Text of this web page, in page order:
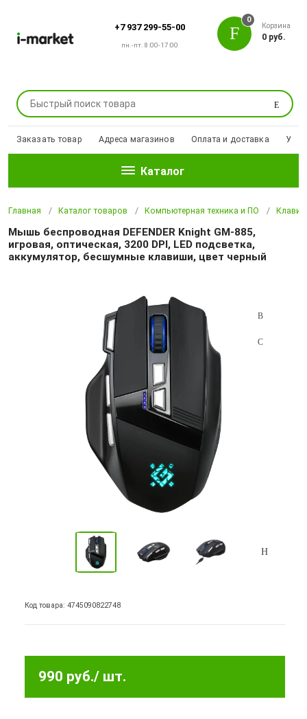
+7 937 299-55-00
пн.-пт. 8:00-17:00
Поиск
0
Корзина
0 руб.
Заказать товар Адреса магазинов Оплата и доставка
Каталог
Главная Каталог товаров Компьютерная техника и ПО
Мышь беспроводная DEFENDER Knight GM-885,
игровая, оптическая, 3200 DPI, LED подсветка,
аккумулятор, бесшумные клавиши, цвет черный
Код товара: 4745090822748
990 руб./ шт.